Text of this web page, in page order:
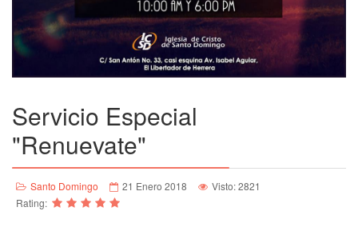
Servicio Especial
"Renuevate"
Santo Domingo 21 Enero 2018
Visto: 2821
Rating: